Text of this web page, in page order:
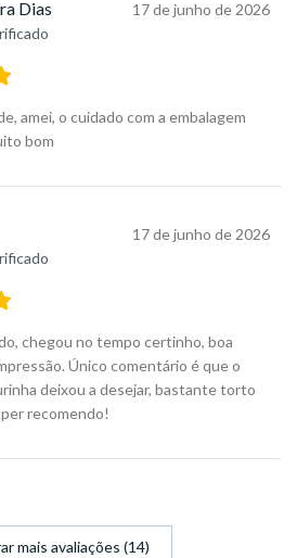
Dias 17 de junho de 2026
amei, o cuidado com a embalagem
bom
17 de junho de 2026
chegou no tempo certinho, boa
Único comentário é que o
deixou a desejar, bastante torto
recomendo!
mais avaliações (14)